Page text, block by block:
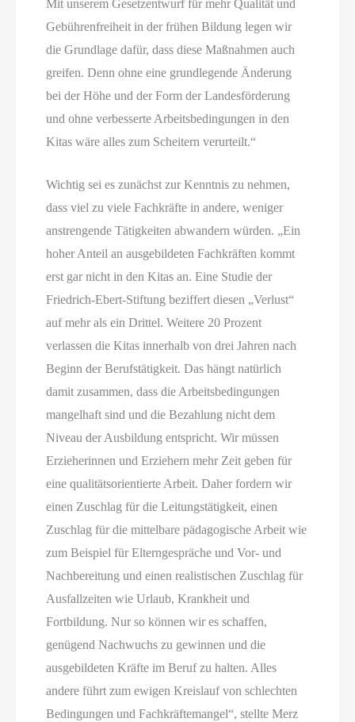
Mit unserem Gesetzentwurf für mehr Qualität und
Gebührenfreiheit in der frühen Bildung legen wir
die Grundlage dafür, dass diese Maßnahmen auch
greifen. Denn ohne eine grundlegende Änderung
bei der Höhe und der Form der Landesförderung
und ohne verbesserte Arbeitsbedingungen in den
Kitas wäre alles zum Scheitern verurteilt.“
Wichtig sei es zunächst zur Kenntnis zu nehmen,
dass viel zu viele Fachkräfte in andere, weniger
anstrengende Tätigkeiten abwandern würden. „Ein
hoher Anteil an ausgebildeten Fachkräften kommt
erst gar nicht in den Kitas an. Eine Studie der
Friedrich-Ebert-Stiftung beziffert diesen „Verlust“
auf mehr als ein Drittel. Weitere 20 Prozent
verlassen die Kitas innerhalb von drei Jahren nach
Beginn der Berufstätigkeit. Das hängt natürlich
damit zusammen, dass die Arbeitsbedingungen
mangelhaft sind und die Bezahlung nicht dem
Niveau der Ausbildung entspricht. Wir müssen
Erzieherinnen und Erziehern mehr Zeit geben für
eine qualitätsorientierte Arbeit. Daher fordern wir
einen Zuschlag für die Leitungstätigkeit, einen
Zuschlag für die mittelbare pädagogische Arbeit wie
zum Beispiel für Elterngespräche und Vor- und
Nachbereitung und einen realistischen Zuschlag für
Ausfallzeiten wie Urlaub, Krankheit und
Fortbildung. Nur so können wir es schaffen,
genügend Nachwuchs zu gewinnen und die
ausgebildeten Kräfte im Beruf zu halten. Alles
andere führt zum ewigen Kreislauf von schlechten
Bedingungen und Fachkräftemangel“, stellte Merz